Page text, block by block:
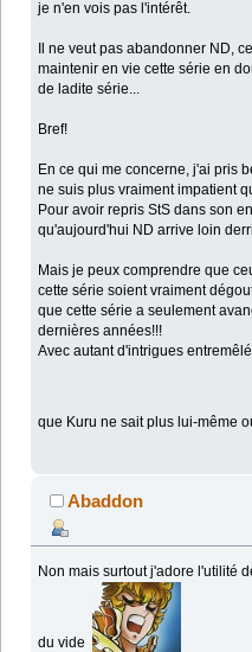
je n'en vois pas l'intérêt.
Il ne veut pas abandonner ND,
maintenir en vie cette série en
de ladite série...
Bref!
En ce qui me concerne, j'ai pris
ne suis plus vraiment impatient
Pour avoir repris StS dans son
qu'aujourd'hui ND arrive loin
Mais je peux comprendre que
cette série soient vraiment
que cette série a seulement
dernières années!!!
Avec autant d'intrigues
que Kuru ne sait plus lui-même
Abaddon
Non mais surtout j'adore l'utilité
du vide